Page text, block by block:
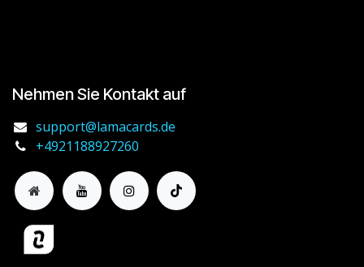
Nehmen Sie Kontakt auf
support@lamacards.de
+4921188927260